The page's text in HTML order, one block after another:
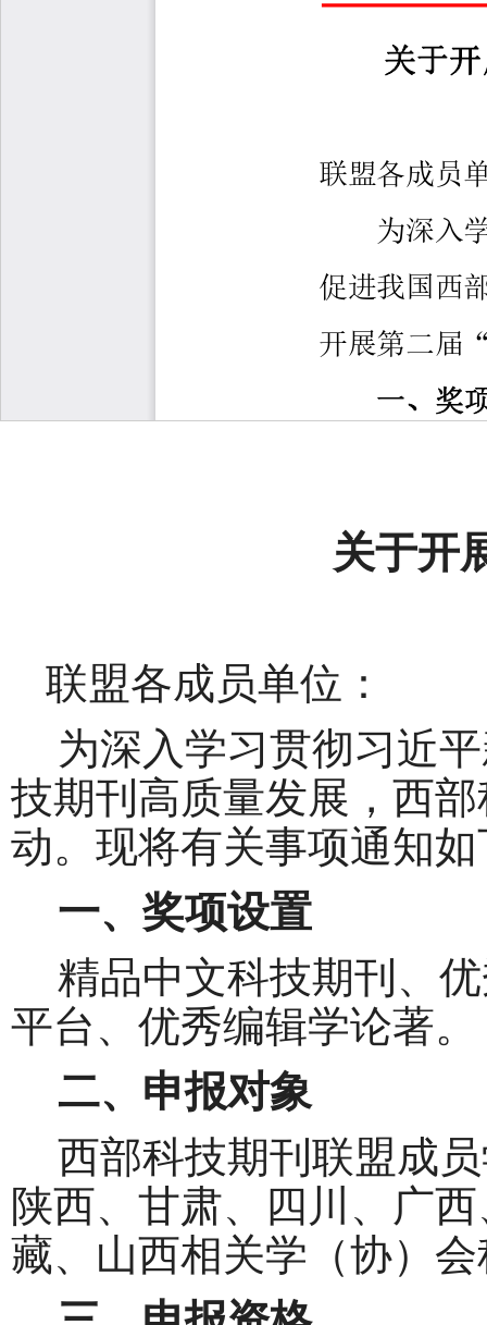
关于开
联盟各成员单位：
为深入学习贯彻习近
技期刊高质量发展，西
动。现将有关事项通知
一、奖项设置
精品中文科技期刊、
平台、优秀编辑学论著。
二、申报对象
西部科技期刊联盟成
陕西、甘肃、四川、广
藏、山西相关学（协）